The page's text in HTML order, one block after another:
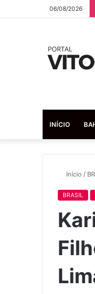
06/08/2026
INÍCIO
Início /
BRASIL